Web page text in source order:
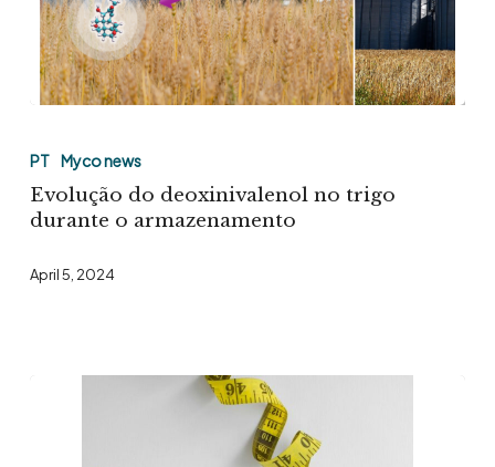
de
dados
do
deoxinivalenol
no
durante
PT Myco news
Evolução do deoxinivalenol no trigo
durante o armazenamento
April 5, 2024